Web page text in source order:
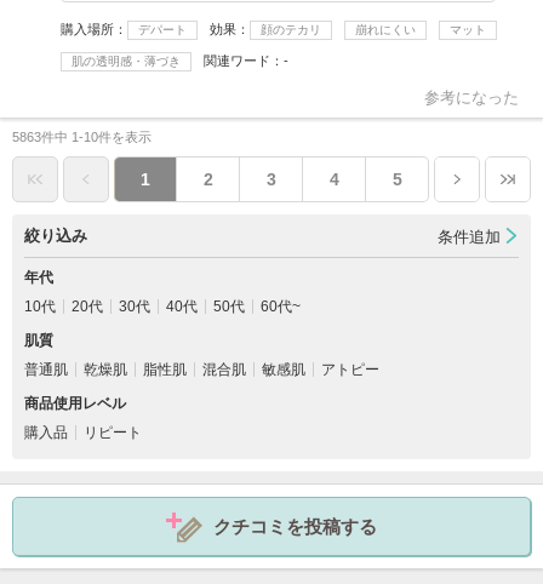
購入場所 デパート 効果 顔のテカリ 崩れにくい マット
肌の透明感・薄づき 関連ワード -
参考になった
5863件中 1-10件を表示
1 2 3 4 5
絞り込み 条件追加
年代
10代
20代 30代 40代 50代
60代~
肌質
普通肌
乾燥肌 脂性肌 混合肌 敏感肌
アトピー
商品使用レベル
購入品
リピート
クチコミを投稿する